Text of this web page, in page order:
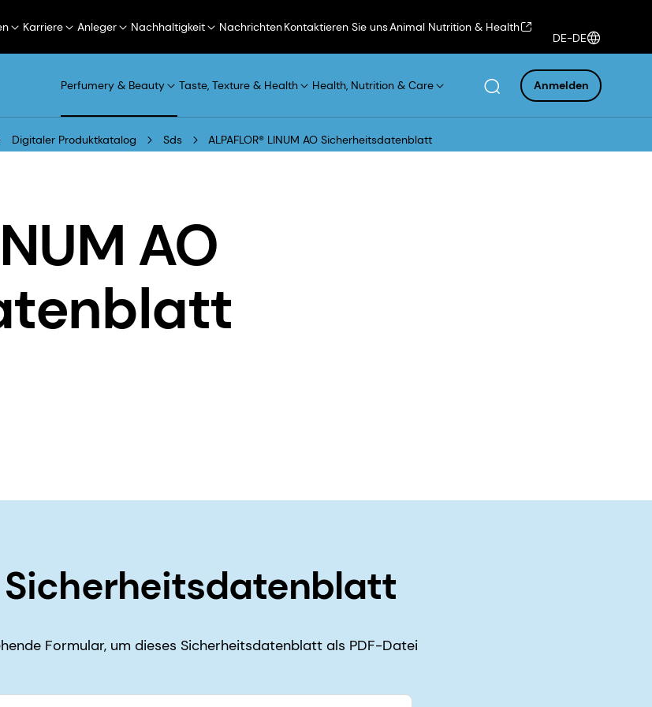
Karriere Anleger Nachhaltigkeit NachrichtenKontaktieren Sie unsAnimal Nutrition & Health
DE-DE
Perfumery & Beauty Taste, Texture & Health Health, Nutrition & Care Anmelden
Digitaler Produktkatalog Sds ALPAFLOR® LINUM AO Sicherheitsdatenblatt
AO
Sicherheitsdatenblatt
Formular, um dieses Sicherheitsdatenblatt als PDF-Datei